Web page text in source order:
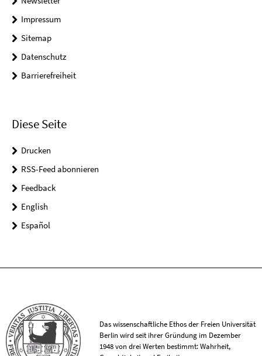
Impressum
Sitemap
Datenschutz
Barrierefreiheit
Diese Seite
Drucken
RSS-Feed abonnieren
Feedback
English
Español
Das wissenschaftliche Ethos der Freien Universität
Berlin wird seit ihrer Gründung im Dezember
1948 von drei Werten bestimmt: Wahrheit,